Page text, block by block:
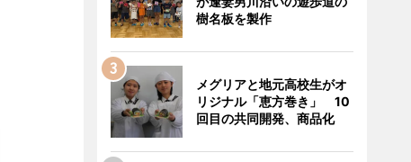
樹名板を製作
メグリアと地元高校生がオ
リジナル「恵方巻き」 10
回目の共同開発、商品化